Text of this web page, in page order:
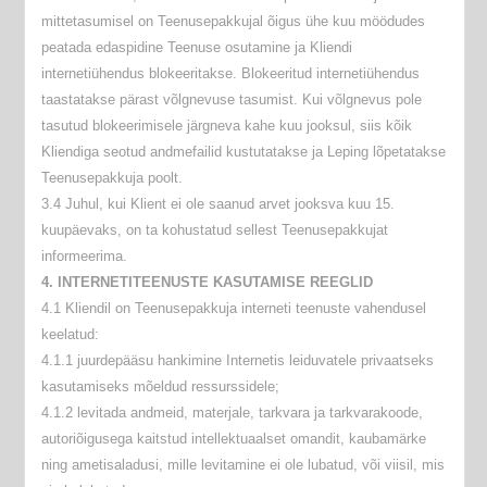
mittetasumisel on Teenusepakkujal õigus ühe kuu möödudes
peatada edaspidine Teenuse osutamine ja Kliendi
internetiühendus blokeeritakse. Blokeeritud internetiühendus
taastatakse pärast võlgnevuse tasumist. Kui võlgnevus pole
tasutud blokeerimisele järgneva kahe kuu jooksul, siis kõik
Kliendiga seotud andmefailid kustutatakse ja Leping lõpetatakse
Teenusepakkuja poolt.
3.4 Juhul, kui Klient ei ole saanud arvet jooksva kuu 15.
kuupäevaks, on ta kohustatud sellest Teenusepakkujat
informeerima.
4. INTERNETITEENUSTE KASUTAMISE REEGLID
4.1 Kliendil on Teenusepakkuja interneti teenuste vahendusel
keelatud:
4.1.1 juurdepääsu hankimine Internetis leiduvatele privaatseks
kasutamiseks mõeldud ressurssidele;
4.1.2 levitada andmeid, materjale, tarkvara ja tarkvarakoode,
autoriõigusega kaitstud intellektuaalset omandit, kaubamärke
ning ametisaladusi, mille levitamine ei ole lubatud, või viisil, mis